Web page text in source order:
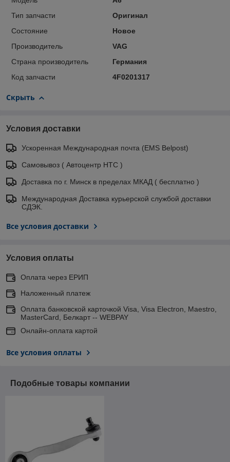
Тип запчасти
Оригинал
Состояние
Новое
Производитель
VAG
Страна производитель
Германия
Код запчасти
4F0201317
Скрыть
Условия доставки
Ускоренная Международная почта (EMS Belpost)
Самовывоз ( Автоцентр НТС )
Доставка по г. Минск в пределах МКАД ( бесплатно )
Международная Доставка курьерской службой доставки
СДЭК.
Все условия доставки
Условия оплаты
Оплата через ЕРИП
Наложенный платеж
Оплата банковской карточкой Visa, Visa Electron, Maestro,
MasterCard, Белкарт -- WEBPAY
Онлайн-оплата картой
Все условия оплаты
Подобные товары компании